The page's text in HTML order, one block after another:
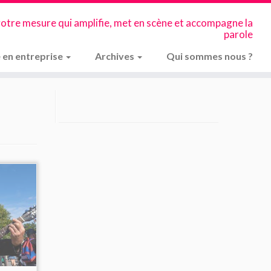
mesure qui amplifie, met en scène et accompagne la
parole
entreprise Archives Qui sommes nous ?